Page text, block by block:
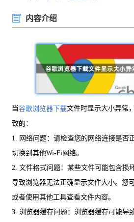
内容介绍
当谷歌浏览器下载文件时显示大小异常
致的：
1. 网络问题：请检查您的网络连接是否
切换到其他Wi-Fi网络。
2. 文件格式问题：某些文件可能包含损
导致浏览器无法正确显示文件大小。您
或者使用其他工具查看文件内容。
3. 浏览器缓存问题：浏览器缓存可能导